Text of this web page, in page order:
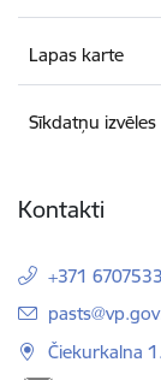
Lapas karte
Sīkdatņu izvēles
Kontakti
+371
E-pasts:
Čiekurkalna